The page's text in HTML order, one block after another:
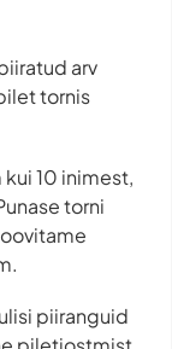
arv
tornis
10 inimest,
torni
piiranguid